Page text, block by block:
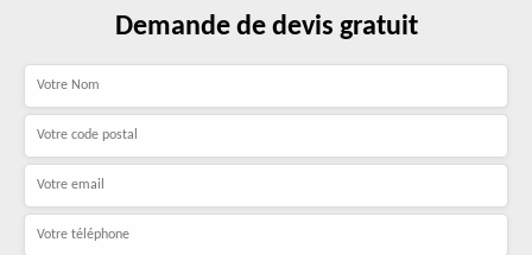
Demande de devis gratuit